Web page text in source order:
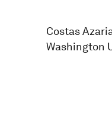
Costas
Washington